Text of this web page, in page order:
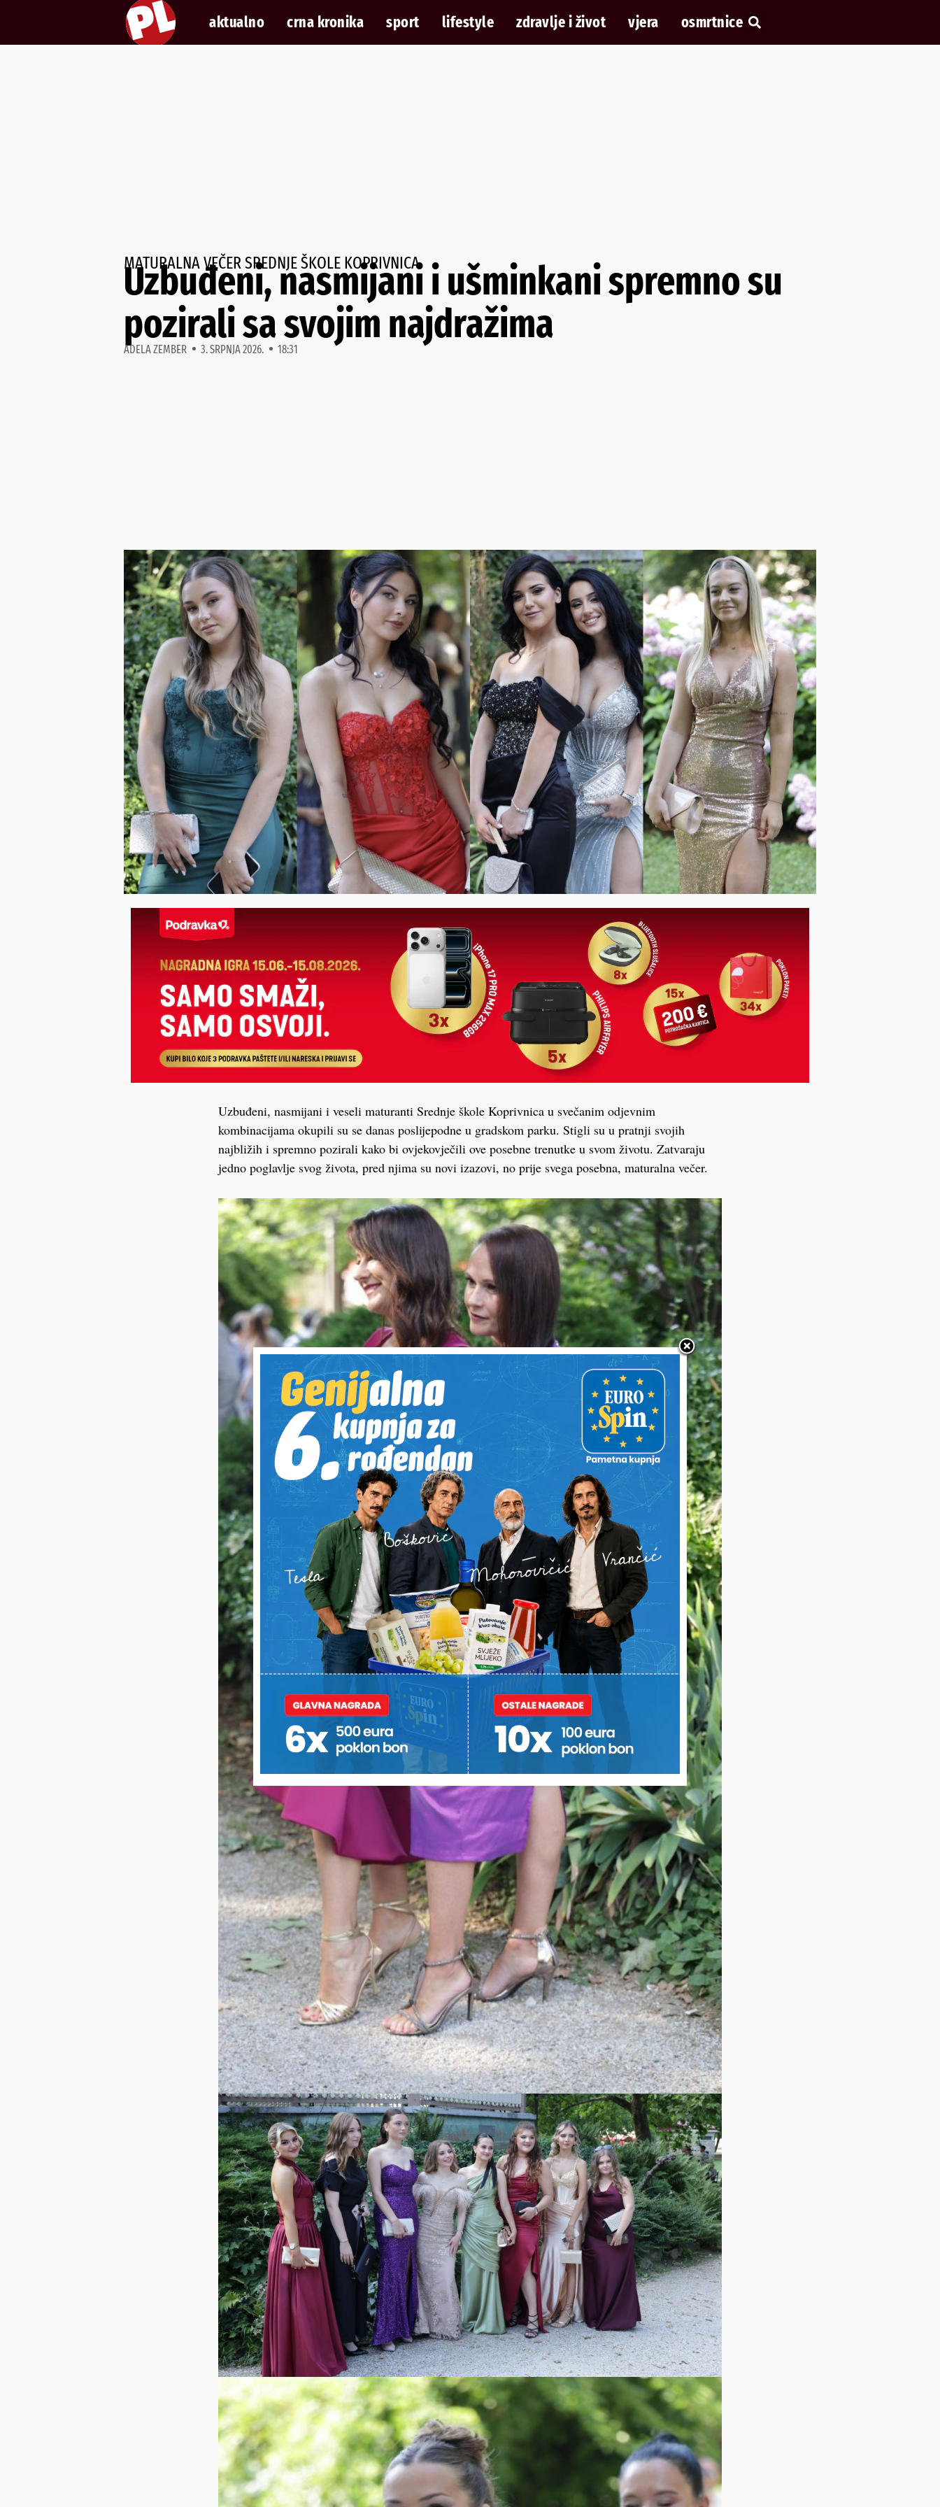
aktualno crna kronika sport lifestyle zdravlje i život vjera osmrtnice
MATURALNA VEČER SREDNJE ŠKOLE KOPRIVNICA
Uzbuđeni, nasmijani i ušminkani spremno su
pozirali sa svojim najdražima
ADELA ZEMBER 3. SRPNJA 2026. 18:31
Uzbuđeni, nasmijani i veseli maturanti Srednje škole Koprivnica u svečanim odjevnim
kombinacijama okupili su se danas poslijepodne u gradskom parku. Stigli su u pratnji svojih
najbližih i spremno pozirali kako bi ovjekovječili ove posebne trenutke u svom životu. Zatvaraju
jedno poglavlje svog života, pred njima su novi izazovi, no prije svega posebna, maturalna večer.